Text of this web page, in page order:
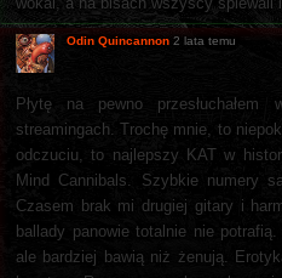
Odin Quincannon 2 lata temu
Płytę na pewno
streamingach. Trochę mnie, to
odczuciu, to najlepszy KAT w
Mind Cannibals. Szybkie numery
Czasem brak mi drugiej gitary i
ballady panowie totalnie nie
ale bardziej bawią niż żenują.